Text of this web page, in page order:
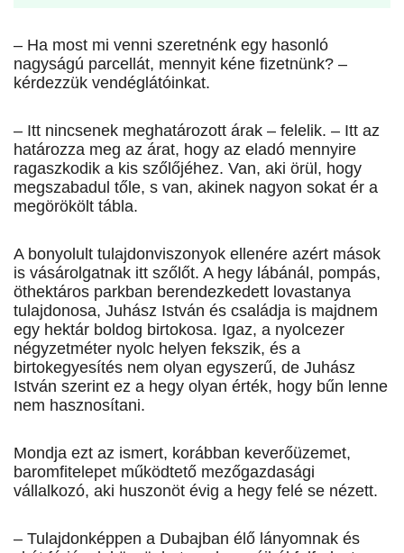
– Ha most mi venni szeretnénk egy hasonló
nagyságú parcellát, mennyit kéne fizetnünk? –
kérdezzük vendéglátóinkat.
– Itt nincsenek meghatározott árak – felelik. – Itt az
határozza meg az árat, hogy az eladó mennyire
ragaszkodik a kis szőlőjéhez. Van, aki örül, hogy
megszabadul tőle, s van, akinek nagyon sokat ér a
megörökölt tábla.
A bonyolult tulajdonviszonyok ellenére azért mások
is vásárolgatnak itt szőlőt. A hegy lábánál, pompás,
öthektáros parkban berendezkedett lovastanya
tulajdonosa, Juhász István és családja is majdnem
egy hektár boldog birtokosa. Igaz, a nyolcezer
négyzetméter nyolc helyen fekszik, és a
birtokegyesítés nem olyan egyszerű, de Juhász
István szerint ez a hegy olyan érték, hogy bűn lenne
nem hasznosítani.
Mondja ezt az ismert, korábban keverőüzemet,
baromfitelepet működtető mezőgazdasági
vállalkozó, aki huszonöt évig a hegy felé se nézett.
– Tulajdonképpen a Dubajban élő lányomnak és